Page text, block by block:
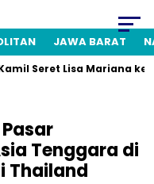
JAWA BARAT
Seret Lisa Mariana ke
Tenggara di
Thailand